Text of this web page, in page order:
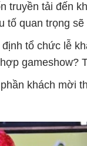
truyền tải đến
tố quan trọng
tổ chức lễ
gameshow?
khách mời